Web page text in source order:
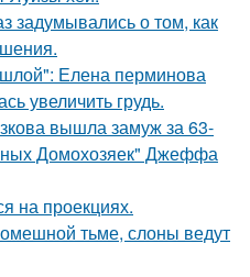
задумывались о том, как
Елена перминова
увеличить грудь.
вышла замуж за 63-
Домохозяек" Джеффа
на проекциях.
тьме, слоны ведут